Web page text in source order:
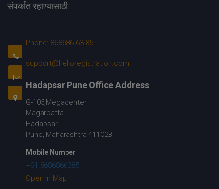
संपर्कात रहाण्यासाठी
Phone: 868686 63 85
support@helloregistration.com
Hadapsar Pune Office Address
G-105,Megacenter
Magarpatta
Hadapsar
Pune, Maharashtra 411028
Mobile Number
+91 8686866385
Open in Map